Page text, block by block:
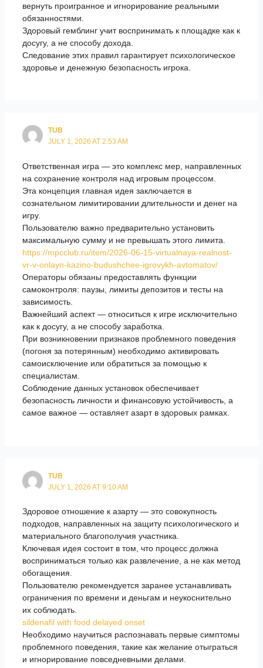
вернуть проигранное и игнорирование реальными
обязанностями.
Здоровый гемблинг учит воспринимать к площадке как к
досугу, а не способу дохода.
Следование этих правил гарантирует психологическое
здоровье и денежную безопасность игрока.
TUB
JULY 1, 2026 AT 2:53 AM
Ответственная игра — это комплекс мер, направленных
на сохранение контроля над игровым процессом.
Эта концепция главная идея заключается в
сознательном лимитировании длительности и денег на
игру.
Пользователю важно предварительно установить
максимальную сумму и не превышать этого лимита.
https://mpcclub.ru/item/2026-06-15-virtualnaya-realnost-
vr-v-onlayn-kazino-budushchee-igrovykh-avtomatov/
Операторы обязаны предоставлять функции
самоконтроля: паузы, лимиты депозитов и тесты на
зависимость.
Важнейший аспект — относиться к игре исключительно
как к досугу, а не способу заработка.
При возникновении признаков проблемного поведения
(погоня за потерянным) необходимо активировать
самоисключение или обратиться за помощью к
специалистам.
Соблюдение данных установок обеспечивает
безопасность личности и финансовую устойчивость, а
самое важное — оставляет азарт в здоровых рамках.
TUB
JULY 1, 2026 AT 9:10 AM
Здоровое отношение к азарту — это совокупность
подходов, направленных на защиту психологического и
материального благополучия участника.
Ключевая идея состоит в том, что процесс должна
восприниматься только как развлечение, а не как метод
обогащения.
Пользователю рекомендуется заранее устанавливать
ограничения по времени и деньгам и неукоснительно
их соблюдать.
sildenafil with food delayed onset
Необходимо научиться распознавать первые симптомы
проблемного поведения, такие как желание отыграться
и игнорирование повседневными делами.